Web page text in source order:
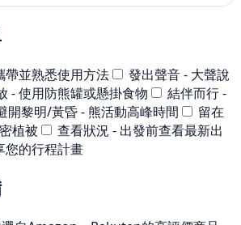
帶並熟悉使用方法
發出聲音 - 大聲說
- 使用防熊罐或懸掛食物
結伴而行 -
開黎明/黃昏 - 熊活動高峰時間
留在
植被
查看狀況 - 出發前查看最新出
您的行程計畫